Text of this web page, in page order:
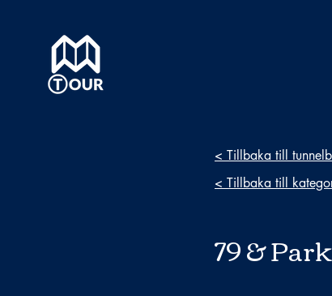
< Tillbaka till
< Tillbaka till
79 & Park